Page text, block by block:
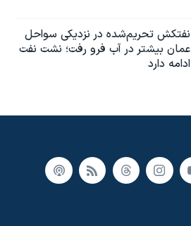
نفتکش تحریم‌شده در نزدیکی سواحل
عمان بیشتر در آب فرو رفت؛ نشت نفت
ادامه دارد